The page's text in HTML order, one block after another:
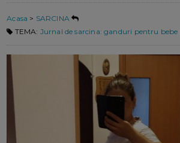
Acasa > SARCINA
TEMA: Jurnal de sarcina: ganduri pentru bebe